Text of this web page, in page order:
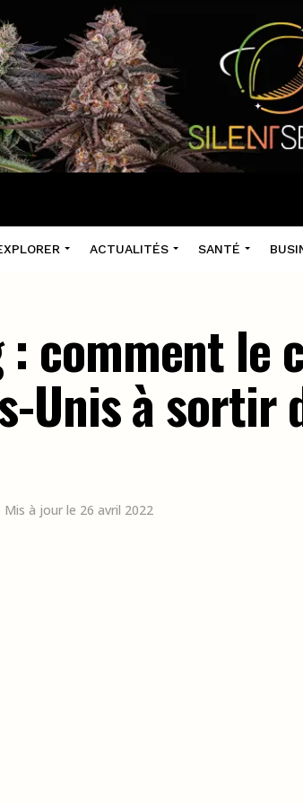
ACTUALITÉS SANTÉ
: comment le
Unis à sortir
Mis à jour le 26 avril 2022